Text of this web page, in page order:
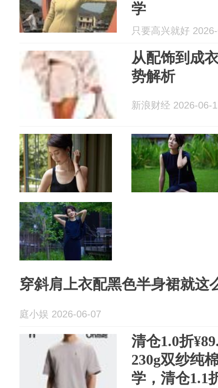
学
只要高兴就好
从配饰到成
势解析
新浪财经 2026-06-
穿斜肩上衣配黑色半身裙就这
庭小娱 2026-06-07
清仓1.0折
230g双纱纯
学，清仓1.1